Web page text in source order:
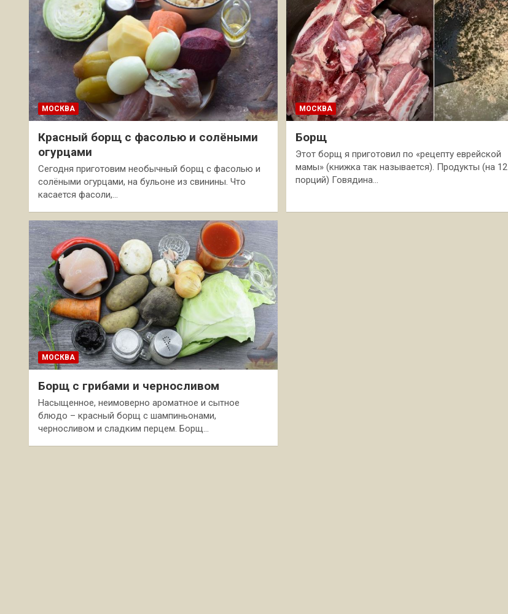
МОСКВА
Красный борщ с фасолью и солёными
огурцами
Сегодня приготовим необычный борщ с фасолью и
солёными огурцами, на бульоне из свинины. Что
касается фасоли,…
МОСКВА
Борщ
Этот борщ я приготовил по «рецепту еврейской
мамы» (книжка так называется). Продукты (на 12
порций) Говядина…
МОСКВА
Борщ с грибами и черносливом
Насыщенное, неимоверно ароматное и сытное
блюдо – красный борщ с шампиньонами,
черносливом и сладким перцем. Борщ…